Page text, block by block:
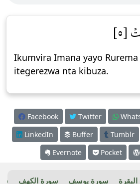
[٥]
Ikumvira Imana yayo
itegerezwa nta kibuza.
Facebook Twitter
LinkedIn
Buffer Tumblr
Evernote
Pocket
سورة يوسف سورة الكهف